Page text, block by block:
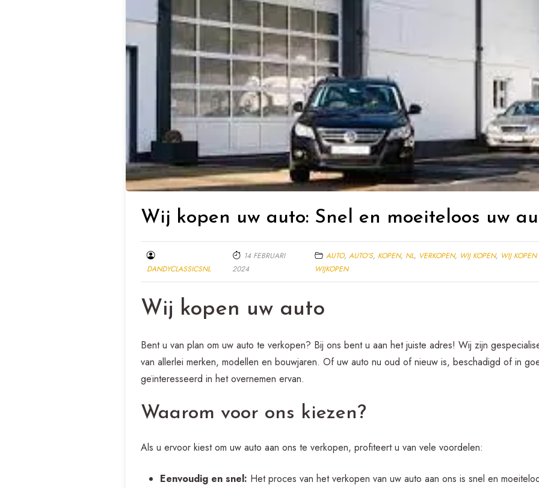
Wij kopen uw auto: Snel en moeiteloos uw
DANDYCLASSICSNL
14 FEBRUARI
2024
AUTO, AUTO'S, KOPEN, NL, VERKOPEN, WIJ KOPEN, WIJ
WIJKOPEN
Wij kopen uw auto
Bent u van plan om uw auto te verkopen? Bij ons bent u aan het juiste adres! Wij zijn
van allerlei merken, modellen en bouwjaren. Of uw auto nu oud of nieuw is, beschadigd of in
geïnteresseerd in het overnemen ervan.
Waarom voor ons kiezen?
Als u ervoor kiest om uw auto aan ons te verkopen, profiteert u van vele voordelen:
Eenvoudig en snel: Het proces van het verkopen van uw auto aan ons is snel en